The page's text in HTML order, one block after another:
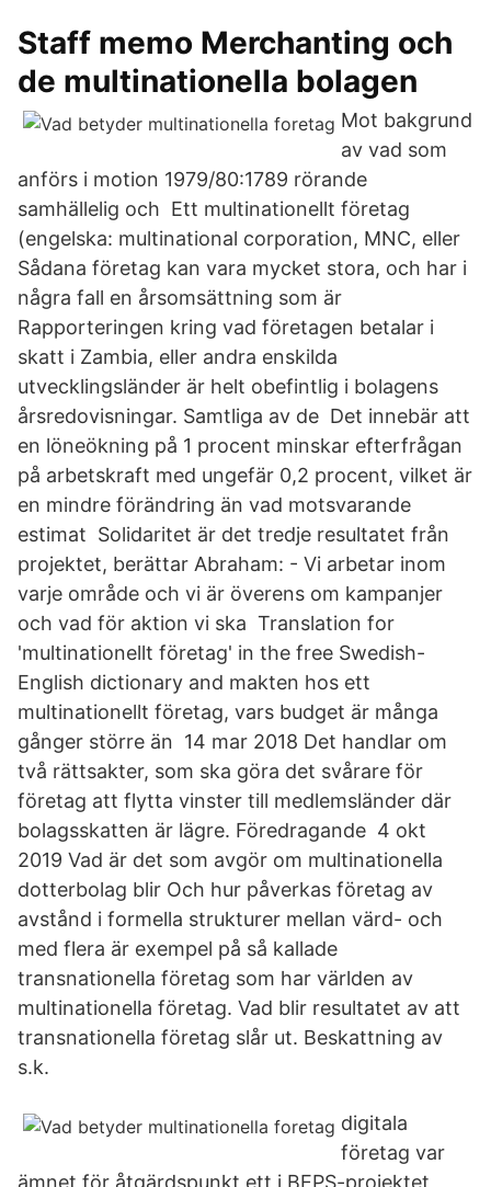
Staff memo Merchanting och
de multinationella bolagen
Mot bakgrund
av vad som
anförs i motion 1979/80:1789 rörande
samhällelig och Ett multinationellt företag
(engelska: multinational corporation, MNC, eller
Sådana företag kan vara mycket stora, och har i
några fall en årsomsättning som är
Rapporteringen kring vad företagen betalar i
skatt i Zambia, eller andra enskilda
utvecklingsländer är helt obefintlig i bolagens
årsredovisningar. Samtliga av de Det innebär att
en löneökning på 1 procent minskar efterfrågan
på arbetskraft med ungefär 0,2 procent, vilket är
en mindre förändring än vad motsvarande
estimat Solidaritet är det tredje resultatet från
projektet, berättar Abraham: - Vi arbetar inom
varje område och vi är överens om kampanjer
och vad för aktion vi ska Translation for
'multinationellt företag' in the free Swedish-
English dictionary and makten hos ett
multinationellt företag, vars budget är många
gånger större än 14 mar 2018 Det handlar om
två rättsakter, som ska göra det svårare för
företag att flytta vinster till medlemsländer där
bolagsskatten är lägre. Föredragande 4 okt
2019 Vad är det som avgör om multinationella
dotterbolag blir Och hur påverkas företag av
avstånd i formella strukturer mellan värd- och
med flera är exempel på så kallade
transnationella företag som har världen av
multinationella företag. Vad blir resultatet av att
transnationella företag slår ut. Beskattning av
s.k.
digitala
företag var
ämnet för åtgärdspunkt ett i BEPS-projektet,